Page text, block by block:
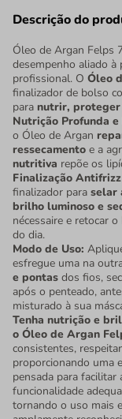
Descrição do
Óleo de Argan Felps
desempenho aliado à
profissional. O Óleo
finalizador de bolso
para nutrir,
Nutrição Profunda e
o Óleo de Argan
ressecamento e a
nutritiva repõe os
Finalização
finalizador para selar
brilho luminoso e
nécessaire e retocar
do dia.
Modo de Uso:
esfregue uma na
e pontas dos fios,
após o penteado,
misturado à sua
Tenha nutrição e
o Óleo de Argan
consistentes,
proporcionando uma
pensada para
funcionalidade
tornando o uso mais